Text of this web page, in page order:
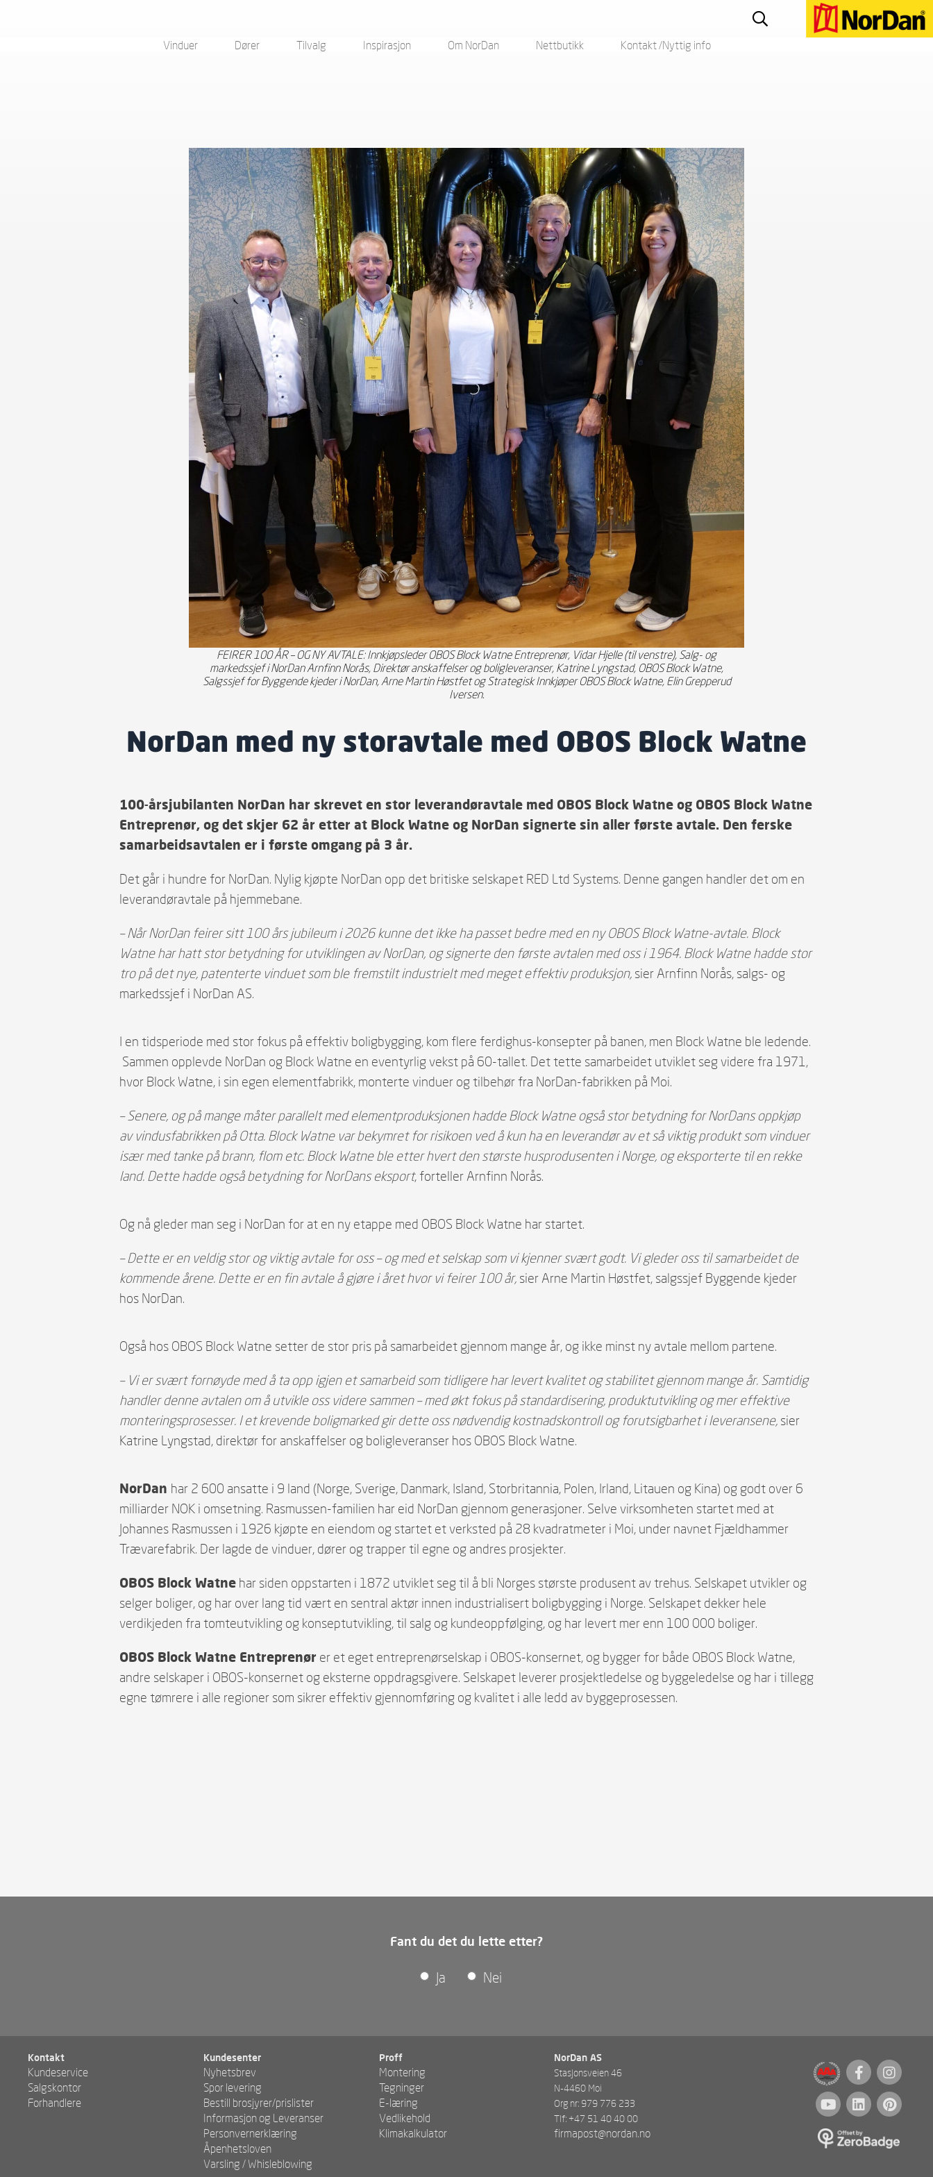
Vinduer Dører Tilvalg Inspirasjon Om NorDan Nettbutikk Kontakt /Nyttig info
FEIRER 100 ÅR – OG NY AVTALE: Innkjøpsleder OBOS Block Watne Entreprenør, Vidar Hjelle (til venstre), Salg- og
markedssjef i NorDan Arnfinn Norås, Direktør anskaffelser og boligleveranser, Katrine Lyngstad, OBOS Block Watne,
Salgssjef for Byggende kjeder i NorDan, Arne Martin Høstfet og Strategisk Innkjøper OBOS Block Watne, Elin Grepperud
Iversen.
NorDan med ny storavtale med OBOS Block Watne
100-årsjubilanten NorDan har skrevet en stor leverandøravtale med OBOS Block Watne og OBOS Block Watne
Entreprenør, og det skjer 62 år etter at Block Watne og NorDan signerte sin aller første avtale. Den ferske
samarbeidsavtalen er i første omgang på 3 år.
Det går i hundre for NorDan. Nylig kjøpte NorDan opp det britiske selskapet RED Ltd Systems. Denne gangen handler det om en
leverandøravtale på hjemmebane.
– Når NorDan feirer sitt 100 års jubileum i 2026 kunne det ikke ha passet bedre med en ny OBOS Block Watne-avtale. Block
Watne har hatt stor betydning for utviklingen av NorDan, og signerte den første avtalen med oss i 1964. Block Watne hadde stor
tro på det nye, patenterte vinduet som ble fremstilt industrielt med meget effektiv produksjon, sier Arnfinn Norås, salgs- og
markedssjef i NorDan AS.
I en tidsperiode med stor fokus på effektiv boligbygging, kom flere ferdighus-konsepter på banen, men Block Watne ble ledende.
Sammen opplevde NorDan og Block Watne en eventyrlig vekst på 60-tallet. Det tette samarbeidet utviklet seg videre fra 1971,
hvor Block Watne, i sin egen elementfabrikk, monterte vinduer og tilbehør fra NorDan-fabrikken på Moi.
– Senere, og på mange måter parallelt med elementproduksjonen hadde Block Watne også stor betydning for NorDans oppkjøp
av vindusfabrikken på Otta. Block Watne var bekymret for risikoen ved å kun ha en leverandør av et så viktig produkt som vinduer
især med tanke på brann, flom etc. Block Watne ble etter hvert den største husprodusenten i Norge, og eksporterte til en rekke
land. Dette hadde også betydning for NorDans eksport, forteller Arnfinn Norås.
Og nå gleder man seg i NorDan for at en ny etappe med OBOS Block Watne har startet.
– Dette er en veldig stor og viktig avtale for oss – og med et selskap som vi kjenner svært godt. Vi gleder oss til samarbeidet de
kommende årene. Dette er en fin avtale å gjøre i året hvor vi feirer 100 år, sier Arne Martin Høstfet, salgssjef Byggende kjeder
hos NorDan.
Også hos OBOS Block Watne setter de stor pris på samarbeidet gjennom mange år, og ikke minst ny avtale mellom partene.
– Vi er svært fornøyde med å ta opp igjen et samarbeid som tidligere har levert kvalitet og stabilitet gjennom mange år. Samtidig
handler denne avtalen om å utvikle oss videre sammen – med økt fokus på standardisering, produktutvikling og mer effektive
monteringsprosesser. I et krevende boligmarked gir dette oss nødvendig kostnadskontroll og forutsigbarhet i leveransene, sier
Katrine Lyngstad, direktør for anskaffelser og boligleveranser hos OBOS Block Watne.
NorDan har 2 600 ansatte i 9 land (Norge, Sverige, Danmark, Island, Storbritannia, Polen, Irland, Litauen og Kina) og godt over 6
milliarder NOK i omsetning. Rasmussen-familien har eid NorDan gjennom generasjoner. Selve virksomheten startet med at
Johannes Rasmussen i 1926 kjøpte en eiendom og startet et verksted på 28 kvadratmeter i Moi, under navnet Fjældhammer
Trævarefabrik. Der lagde de vinduer, dører og trapper til egne og andres prosjekter.
OBOS Block Watne har siden oppstarten i 1872 utviklet seg til å bli Norges største produsent av trehus. Selskapet utvikler og
selger boliger, og har over lang tid vært en sentral aktør innen industrialisert boligbygging i Norge. Selskapet dekker hele
verdikjeden fra tomteutvikling og konseptutvikling, til salg og kundeoppfølging, og har levert mer enn 100 000 boliger.
OBOS Block Watne Entreprenør er et eget entreprenørselskap i OBOS-konsernet, og bygger for både OBOS Block Watne,
andre selskaper i OBOS-konsernet og eksterne oppdragsgivere. Selskapet leverer prosjektledelse og byggeledelse og har i tillegg
egne tømrere i alle regioner som sikrer effektiv gjennomføring og kvalitet i alle ledd av byggeprosessen.
Fant du det du lette etter?
Ja Nei
Kontakt
Kundeservice
Salgskontor
Forhandlere
Kundesenter
Nyhetsbrev
Spor levering
Bestill brosjyrer/prislister
Informasjon og Leveranser
Personvernerklæring
Åpenhetsloven
Varsling / Whisleblowing
Proff
Montering
Tegninger
E-læring
Vedlikehold
Klimakalkulator
NorDan AS
Stasjonsveien 46
N-4460 Moi
Org nr: 979 776 233
Tlf: +47 51 40 40 00
firmapost@nordan.no